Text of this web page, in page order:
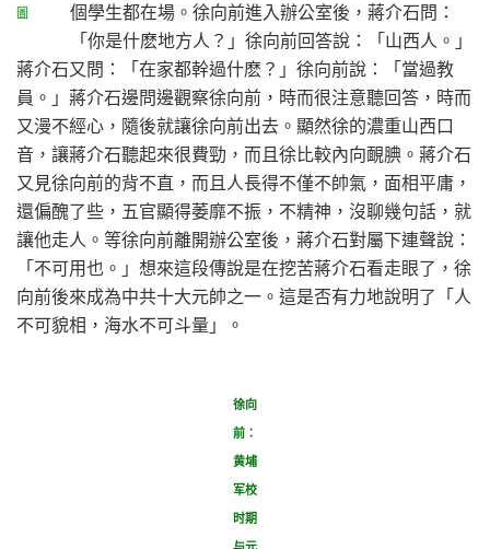
圖
個學生都在場。徐向前進入辦公室後，蔣介石問：
「你是什麽地方人？」徐向前回答說：「山西人。」
蔣介石又問：「在家都幹過什麽？」徐向前說：「當過教
員。」蔣介石邊問邊觀察徐向前，時而很注意聽回答，時而
又漫不經心，隨後就讓徐向前出去。顯然徐的濃重山西口
音，讓蔣介石聽起來很費勁，而且徐比較內向靦腆。蔣介石
又見徐向前的背不直，而且人長得不僅不帥氣，面相平庸，
還偏醜了些，五官顯得萎靡不振，不精神，沒聊幾句話，就
讓他走人。等徐向前離開辦公室後，蔣介石對屬下連聲說：
「不可用也。」想來這段傳說是在挖苦蔣介石看走眼了，徐
向前後來成為中共十大元帥之一。這是否有力地說明了「人
不可貌相，海水不可斗量」。
徐向
前：
黄埔
军校
时期